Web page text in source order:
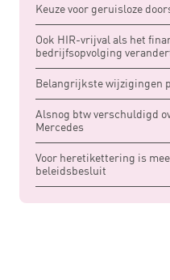
Keuze voor geruisloze
Ook HIR-vrijval als het
bedrijfsopvolging
Belangrijkste wijzigingen
Alsnog btw verschuldigd
Mercedes
Voor heretikettering is
beleidsbesluit